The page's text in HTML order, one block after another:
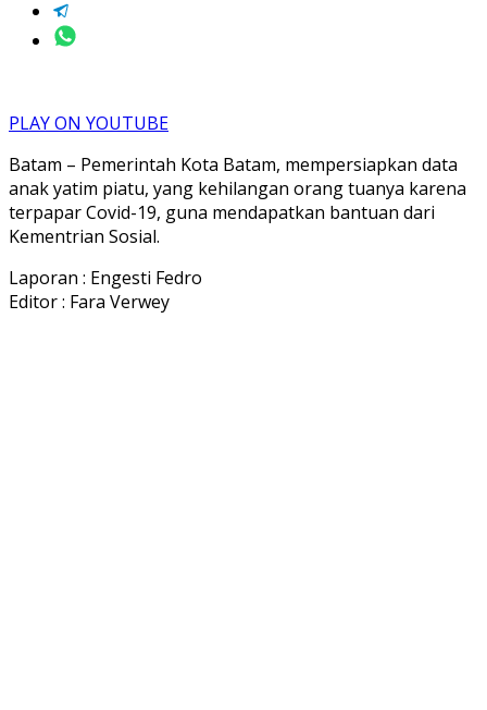
PLAY ON YOUTUBE
Batam – Pemerintah Kota Batam, mempersiapkan data
anak yatim piatu, yang kehilangan orang tuanya karena
terpapar Covid-19, guna mendapatkan bantuan dari
Kementrian Sosial.
Laporan : Engesti Fedro
Editor : Fara Verwey